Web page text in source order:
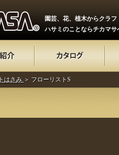
園芸、花、植木からクラフ
ハサミのことならチカマサ
はさみ ＞ フローリストS